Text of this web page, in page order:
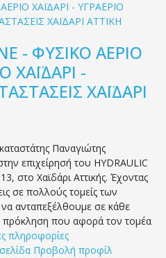
- ΦΥΣΙΚΟ ΑΕΡΙΟ
ΧΑΪΔΑΡΙ -
ΧΑΪΔΑΡΙ
Παναγιώτης
επιχείρησή του HYDRAULIC
στο Χαϊδάρι Αττικής. Έχοντας
σε πολλούς τομείς των
ανταπεξέλθουμε σε κάθε
πρόκληση που αφορά τον τομέα
πληροφορίες
Προβολή προφίλ